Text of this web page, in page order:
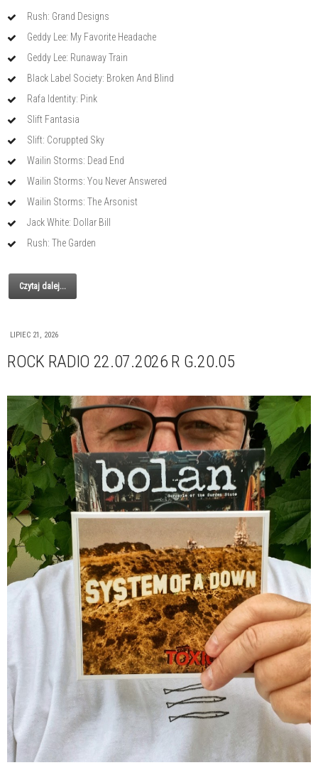
Rush: Grand Designs
Geddy Lee: My Favorite Headache
Geddy Lee: Runaway Train
Black Label Society: Broken And Blind
Rafa Identity: Pink
Slift Fantasia
Slift: Coruppted Sky
Wailin Storms: Dead End
Wailin Storms: You Never Answered
Wailin Storms: The Arsonist
Jack White: Dollar Bill
Rush: The Garden
Czytaj dalej...
LIPIEC 21, 2026
ROCK RADIO 22.07.2026 R G.20.05